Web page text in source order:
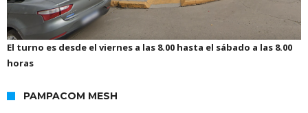
El turno es desde el viernes a las 8.00 hasta el sábado a las 8.00
horas
PAMPACOM MESH